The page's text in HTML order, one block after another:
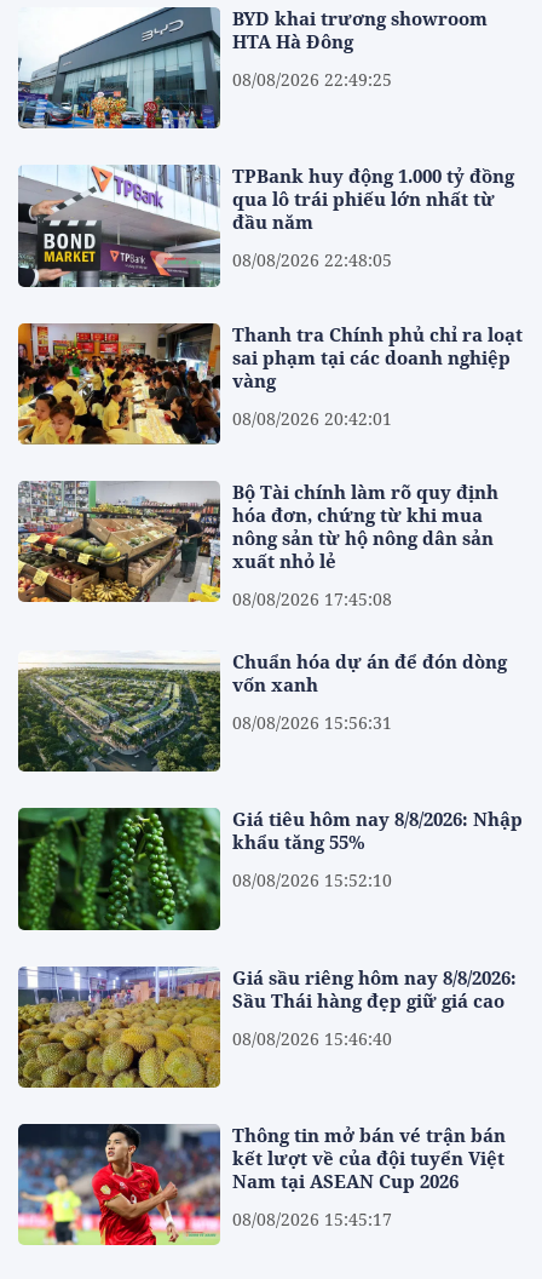
BYD khai trương showroom
HTA Hà Đông
08/08/2026 22:49:25
TPBank huy động 1.000 tỷ đồng
qua lô trái phiếu lớn nhất từ
đầu năm
08/08/2026 22:48:05
Thanh tra Chính phủ chỉ ra loạt
sai phạm tại các doanh nghiệp
vàng
08/08/2026 20:42:01
Bộ Tài chính làm rõ quy định
hóa đơn, chứng từ khi mua
nông sản từ hộ nông dân sản
xuất nhỏ lẻ
08/08/2026 17:45:08
Chuẩn hóa dự án để đón dòng
vốn xanh
08/08/2026 15:56:31
Giá tiêu hôm nay 8/8/2026: Nhập
khẩu tăng 55%
08/08/2026 15:52:10
Giá sầu riêng hôm nay 8/8/2026:
Sầu Thái hàng đẹp giữ giá cao
08/08/2026 15:46:40
Thông tin mở bán vé trận bán
kết lượt về của đội tuyển Việt
Nam tại ASEAN Cup 2026
08/08/2026 15:45:17